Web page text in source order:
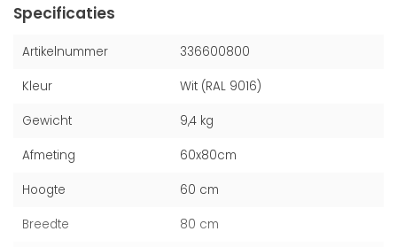
Specificaties
Artikelnummer 336600800
Kleur Wit (RAL 9016)
Gewicht 9,4 kg
Afmeting 60x80cm
Hoogte 60 cm
Breedte 80 cm